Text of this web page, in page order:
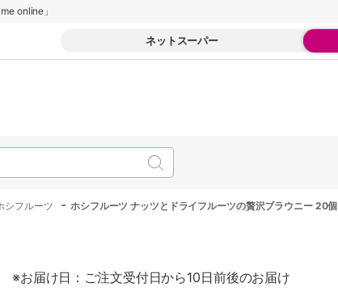
online」
ネットスーパー
シフルーツ -ホシフルーツ ナッツとドライフルーツの贅沢ブラウニー 20個
※お届け日：ご注文受付日から10日前後のお届け